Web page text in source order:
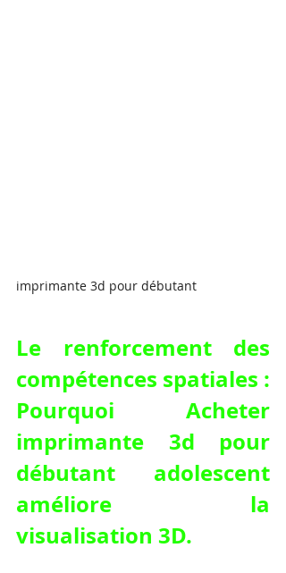
imprimante 3d pour débutant
Le renforcement des
compétences spatiales :
Pourquoi Acheter
imprimante 3d pour
débutant adolescent
améliore la
visualisation 3D.